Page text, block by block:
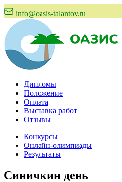
info@oasis-talantov.ru
Дипломы
Положение
Оплата
Выставка работ
Отзывы
Конкурсы
Онлайн-олимпиады
Результаты
Синичкин день